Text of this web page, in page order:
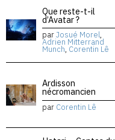
Que reste-t-il
d’Avatar ?
parJosué Morel,
Adrien Mitterrand
Munch, Corentin Lê
Ardisson
nécromancien
par Corentin Lê